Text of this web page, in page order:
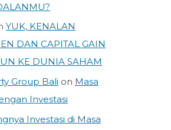
YUK, KENALAN
DAN CAPITAL GAIN
KE DUNIA SAHAM
Group Bali on Masa
Investasi
Investasi di Masa